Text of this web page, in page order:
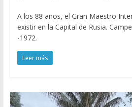
A los 88 años, el Gran Maestro
existir en la Capital de Rusia.
-1972.
Leer más